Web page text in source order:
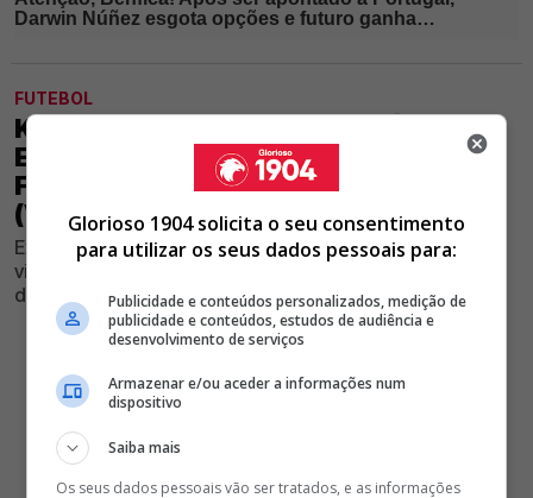
FUTEBOL
KOKÇU FAZ GOLAÇO NAS PRÉ-
ELIMINATÓRIAS DA LIGA EUROPA E
FAZ SUSPIRAR ADEPTOS DO BENFICA
(VÍDEO)
Ex-jogador das águias teve um remate certeiro na
vitória do Besiktas na competição e chamou a atenção
dos adeptos encarnados
Glorioso 1904 solicita o seu consentimento
para utilizar os seus dados pessoais para:
Publicidade e conteúdos personalizados, medição de
publicidade e conteúdos, estudos de audiência e
desenvolvimento de serviços
Armazenar e/ou aceder a informações num
dispositivo
Saiba mais
Os seus dados pessoais vão ser tratados, e as informações